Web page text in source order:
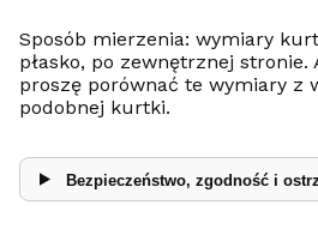
Sposób mierzenia: wymiary
płasko, po zewnętrznej
proszę porównać te wymiary z
podobnej kurtki.
Bezpieczeństwo, zgodność i